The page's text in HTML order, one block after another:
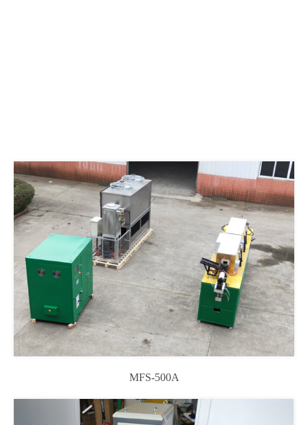
MFS-500A